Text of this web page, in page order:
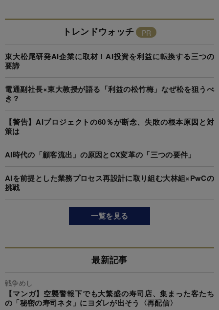
トレンドウォッチ
東大松尾研発AI企業に取材！AI投資を利益に転換する三つの
要諦
電通副社長×東大教授が語る「利益の松竹梅」なぜ松を狙うべ
き？
【警告】AIプロジェクトの60％が断念、失敗の根本原因と対
策は
AI時代の「顧客流出」の原因とCX変革の「三つの要件」
AIを前提とした業務プロセス再設計に取り組む大林組×PwCの
挑戦
一覧を見る
最新記事
戦争めし
【マンガ】空襲警報下でも大繁盛の寿司店、集まった客たち
の「秘密の寿司ネタ」にヨダレが出そう〈再配信〉